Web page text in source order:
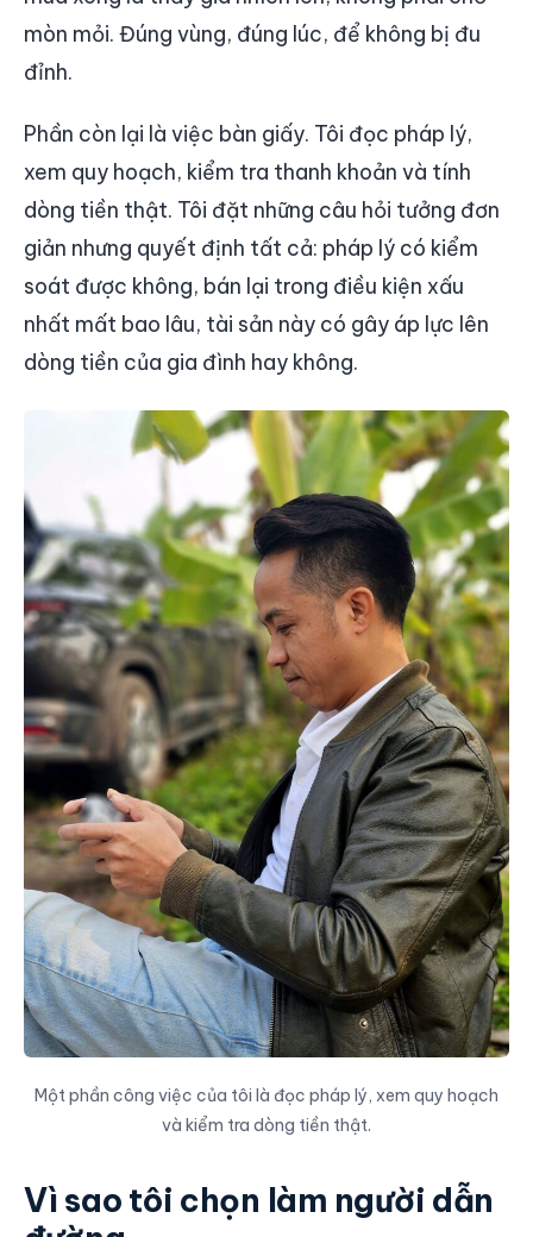
mòn mỏi. Đúng vùng, đúng lúc, để không bị đu
đỉnh.
Phần còn lại là việc bàn giấy. Tôi đọc pháp lý,
xem quy hoạch, kiểm tra thanh khoản và tính
dòng tiền thật. Tôi đặt những câu hỏi tưởng đơn
giản nhưng quyết định tất cả: pháp lý có kiểm
soát được không, bán lại trong điều kiện xấu
nhất mất bao lâu, tài sản này có gây áp lực lên
dòng tiền của gia đình hay không.
Một phần công việc của tôi là đọc pháp lý, xem quy hoạch
và kiểm tra dòng tiền thật.
Vì sao tôi chọn làm người dẫn